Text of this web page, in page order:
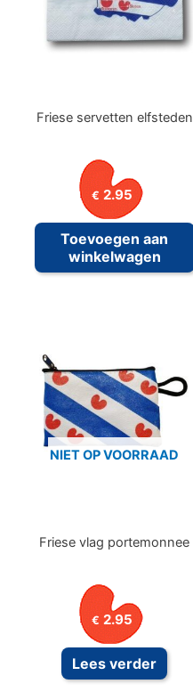
Friese servetten elfsteden
€ 2.95
Toevoegen aan
winkelwagen
NIET OP VOORRAAD
Friese vlag portemonnee
€ 2.95
Lees verder